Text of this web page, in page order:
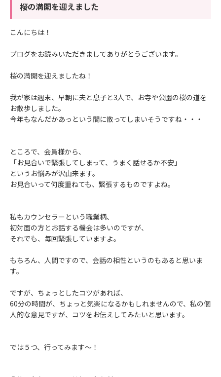
桜の満開を迎えました
こんにちは！
ブログをお読みいただきましてありがとうございます。
桜の満開を迎えましたね！
我が家は週末、早朝に夫と息子と3人で、お寺や公園の桜の道を
お散歩しました。
今年もなんだかあっという間に散ってしまいそうですね・・・
ところで、会員様から、
「お見合いで緊張してしまって、うまく話せるか不安」
というお悩みが沢山来ます。
お見合いって何度重ねても、緊張するものですよね。
私もカウンセラーという職業柄、
初対面の方とお話する機会は多いのですが、
それでも、毎回緊張していますよ。
もちろん、人間ですので、会話の相性というのもあると思いま
す。
ですが、ちょっとしたコツがあれば、
60分の時間が、ちょっと気楽になるかもしれませんので、私の個
人的な意見ですが、コツをお伝えしてみたいと思います。
では５つ、行ってみます～！